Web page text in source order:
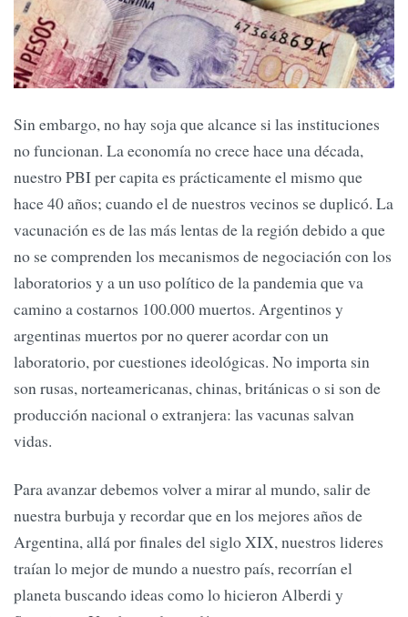
Sin embargo, no hay soja que alcance si las instituciones
no funcionan. La economía no crece hace una década,
nuestro PBI per capita es prácticamente el mismo que
hace 40 años; cuando el de nuestros vecinos se duplicó. La
vacunación es de las más lentas de la región debido a que
no se comprenden los mecanismos de negociación con los
laboratorios y a un uso político de la pandemia que va
camino a costarnos 100.000 muertos. Argentinos y
argentinas muertos por no querer acordar con un
laboratorio, por cuestiones ideológicas. No importa sin
son rusas, norteamericanas, chinas, británicas o si son de
producción nacional o extranjera: las vacunas salvan
vidas.
Para avanzar debemos volver a mirar al mundo, salir de
nuestra burbuja y recordar que en los mejores años de
Argentina, allá por finales del siglo XIX, nuestros lideres
traían lo mejor de mundo a nuestro país, recorrían el
planeta buscando ideas como lo hicieron Alberdi y